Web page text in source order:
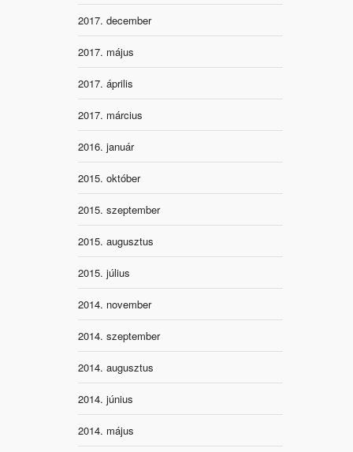
2017. december
2017. május
2017. április
2017. március
2016. január
2015. október
2015. szeptember
2015. augusztus
2015. július
2014. november
2014. szeptember
2014. augusztus
2014. június
2014. május